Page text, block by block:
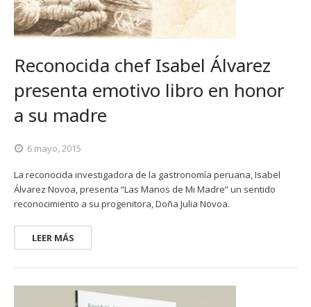
Reconocida chef Isabel Álvarez
presenta emotivo libro en honor
a su madre
6 mayo, 2015
La reconocida investigadora de la gastronomía peruana, Isabel
Álvarez Novoa, presenta “Las Manos de Mi Madre” un sentido
reconocimiento a su progenitora, Doña Julia Novoa.
LEER MÁS